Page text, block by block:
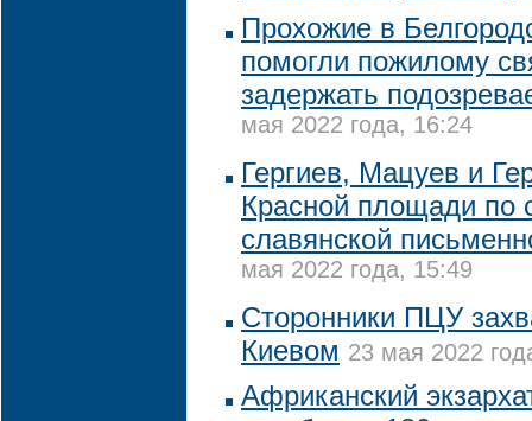
Прохожие в
помогли пожилому
задержать
мая 2022 года, 16:24
Гергиев, Мацуев и
Красной площади по
славянской
мая 2022 года, 15:49
Сторонники ПЦУ
Киевом 23 мая 2022
Африканский